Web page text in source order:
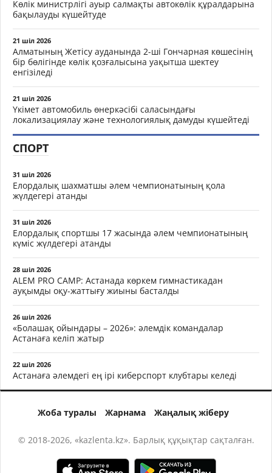
Көлік министрлігі ауыр салмақты автокөлік құралдарына
бақылауды күшейтуде
21 шіл 2026
Алматының Жетісу ауданында 2-ші Гончарная көшесінің
бір бөлігінде көлік қозғалысына уақытша шектеу
енгізіледі
21 шіл 2026
Үкімет автомобиль өнеркәсібі саласындағы
локализациялау және технологиялық дамуды күшейтеді
СПОРТ
31 шіл 2026
Елордалық шахматшы әлем чемпионатының қола
жүлдегері атанды
31 шіл 2026
Елордалық спортшы 17 жасында әлем чемпионатының
күміс жүлдегері атанды
28 шіл 2026
ALEM PRO CAMP: Астанада көркем гимнастикадан
ауқымды оқу-жаттығу жиыны басталды
26 шіл 2026
«Болашақ ойындары – 2026»: әлемдік командалар
Астанаға келіп жатыр
22 шіл 2026
Астанаға әлемдегі ең ірі киберспорт клубтары келеді
Жоба туралы Жарнама Жаңалық жіберу
© 2018-2026, «kazlenta.kz». Барлық құқықтар сақталған.